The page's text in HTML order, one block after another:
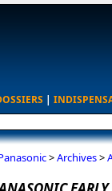
|
>Archives>